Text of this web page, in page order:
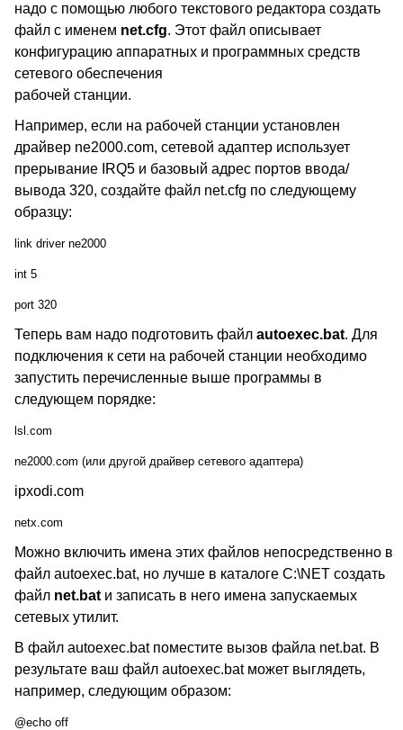
надо с помощью любого текстового редактора создать
файл с именем net.cfg. Этот файл описывает
конфигурацию аппаратных и программных средств
сетевого обеспечения
рабочей станции.
Например, если на рабочей станции установлен
драйвер ne2000.com, сетевой адаптер использует
прерывание IRQ5 и базовый адрес портов ввода/
вывода 320, создайте файл net.cfg по следующему
образцу:
link driver ne2000
int 5
port 320
Теперь вам надо подготовить файл autoexec.bat. Для
подключения к сети на рабочей станции необходимо
запустить перечисленные выше программы в
следующем порядке:
lsl.com
ne2000.com (или другой драйвер сетевого адаптера)
ipxodi.com
netx.com
Можно включить имена этих файлов непосредственно в
файл autoexec.bat, но лучше в каталоге C:\NET создать
файл net.bat и записать в него имена запускаемых
сетевых утилит.
В файл autoexec.bat поместите вызов файла net.bat. В
результате ваш файл autoexec.bat может выглядеть,
например, следующим образом:
@echo off